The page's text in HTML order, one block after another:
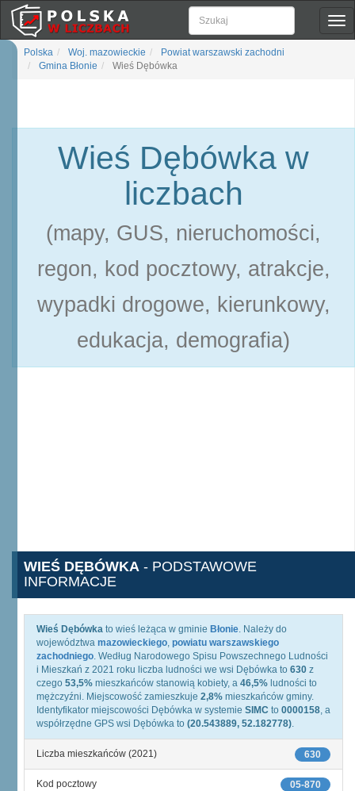
Polska Woj. mazowieckie
Powiat warszawski zachodni
Gmina Błonie
Wieś Dębówka
Wieś Dębówka w
liczbach
(mapy, GUS, nieruchomości,
regon, kod pocztowy, atrakcje,
wypadki drogowe, kierunkowy,
edukacja, demografia)
WIEŚ DĘBÓWKA - PODSTAWOWE
INFORMACJE
Wieś Dębówka to wieś leżąca w gminie Błonie. Należy do
województwa mazowieckiego, powiatu warszawskiego
zachodniego. Według Narodowego Spisu Powszechnego Ludności
i Mieszkań z 2021 roku liczba ludności we wsi Dębówka to 630 z
czego 53,5% mieszkańców stanowią kobiety, a 46,5% ludności to
mężczyźni. Miejscowość zamieszkuje 2,8% mieszkańców gminy.
Identyfikator miejscowości Dębówka w systemie SIMC to 0000158, a
współrzędne GPS wsi Dębówka to (20.543889, 52.182778).
630
Liczba mieszkańców (2021)
05-870
Kod pocztowy